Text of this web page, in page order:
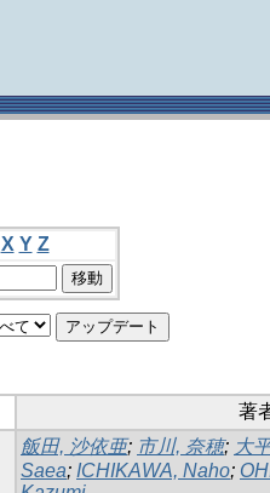
X Y Z
著
飯田, 沙依亜; 市川, 奈穂; 大
Saea; ICHIKAWA, Naho;